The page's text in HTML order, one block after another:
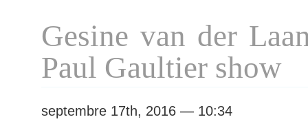
Haute
Couture
Gesine van der
Paul Gaultier show
septembre 17th, 2016 — 10:34